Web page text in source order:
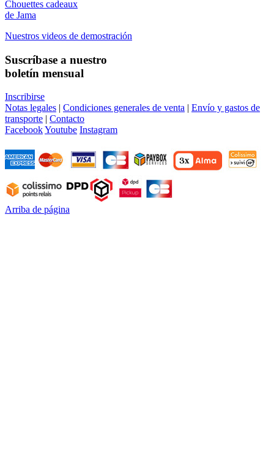
Chouettes cadeaux
de Jama
Nuestros videos de demostración
Suscríbase a nuestro
boletín mensual
Inscribirse
Notas legales | Condiciones generales de venta | Envío y gastos de
transporte | Contacto
FacebookYoutube Instagram
Arriba de página